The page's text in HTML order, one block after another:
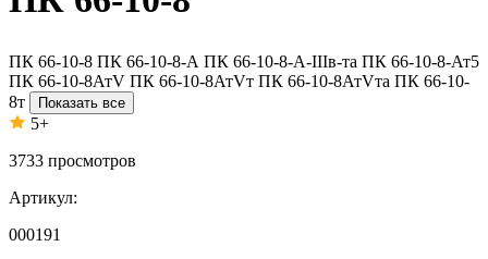
ПК 66-10-8 ПК 66-10-8-А ПК 66-10-8-А-IIIв-та ПК 66-10-8-Ат5
ПК 66-10-8АтV ПК 66-10-8АтVт ПК 66-10-8АтVта ПК 66-10-
8т
Показать все
5+
3733 просмотров
Артикул:
000191